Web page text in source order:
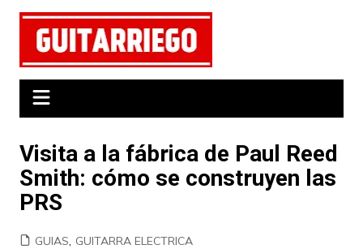
Saltar
contenido
Visita a la fábrica de Paul Reed
Smith: cómo se construyen las
PRS
GUIAS, GUITARRA ELECTRICA